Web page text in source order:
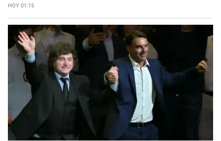
HOY 01:15